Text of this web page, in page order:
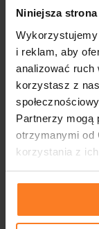
Niniejsza
i reklam, aby
analizować ruch
korzystasz z
Partnerzy mogą
otrzymanymi od
korzystania z ich